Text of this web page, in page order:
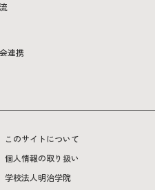
連携
このサイトについて
個人情報の取り扱い
学校法人明治学院